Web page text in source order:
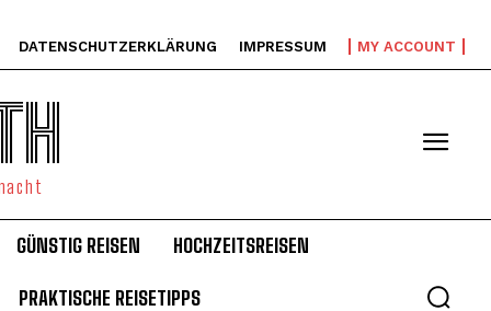
DATENSCHUTZERKLÄRUNG IMPRESSUM MY ACCOUNT
GÜNSTIG REISEN HOCHZEITSREISEN
PRAKTISCHE REISETIPPS